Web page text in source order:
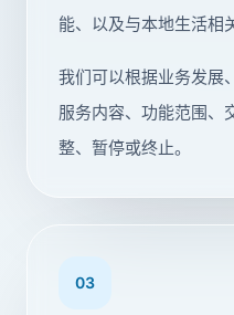
能、以及与本地生活相
我们可以根据业务发展
服务内容、功能范围、
整、暂停或终止。
03